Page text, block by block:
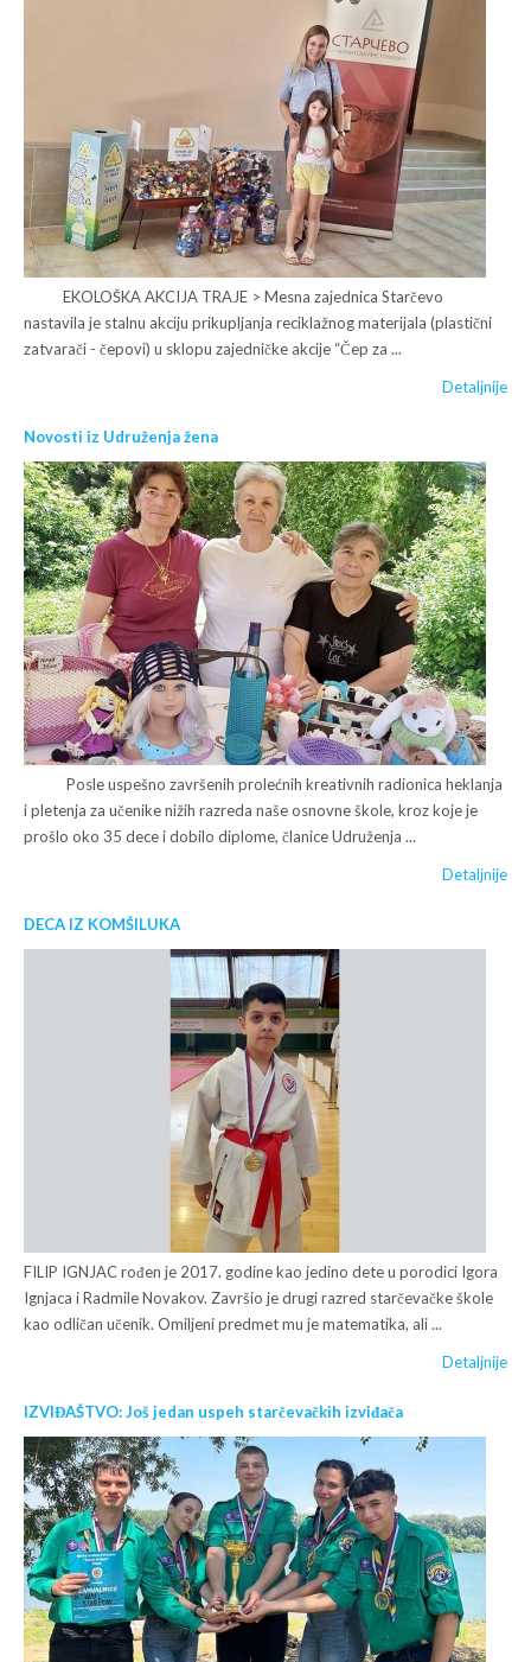
EKOLOŠKA AKCIJA TRAJE > Mesna zajednica Starčevo
nastavila je stalnu akciju prikupljanja reciklažnog materijala (plastični
zatvarači - čepovi) u sklopu zajedničke akcije “Čep za ...
Detaljnije
Novosti iz Udruženja žena
Posle uspešno završenih prolećnih kreativnih radionica heklanja
i pletenja za učenike nižih razreda naše osnovne škole, kroz koje je
prošlo oko 35 dece i dobilo diplome, članice Udruženja ...
Detaljnije
DECA IZ KOMŠILUKA
FILIP IGNJAC rođen je 2017. godine kao jedino dete u porodici Igora
Ignjaca i Radmile Novakov. Završio je drugi razred starčevačke škole
kao odličan učenik. Omiljeni predmet mu je matematika, ali ...
Detaljnije
IZVIĐAŠTVO: Još jedan uspeh starčevačkih izviđača